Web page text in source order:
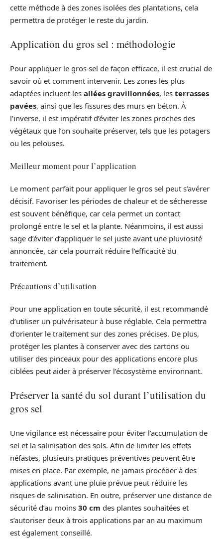
cette méthode à des zones isolées des plantations, cela
permettra de protéger le reste du jardin.
Application du gros sel : méthodologie
Pour appliquer le gros sel de façon efficace, il est crucial de
savoir où et comment intervenir. Les zones les plus
adaptées incluent les allées gravillonnées, les terrasses
pavées, ainsi que les fissures des murs en béton. À
l’inverse, il est impératif d’éviter les zones proches des
végétaux que l’on souhaite préserver, tels que les potagers
ou les pelouses.
Meilleur moment pour l’application
Le moment parfait pour appliquer le gros sel peut s’avérer
décisif. Favoriser les périodes de chaleur et de sécheresse
est souvent bénéfique, car cela permet un contact
prolongé entre le sel et la plante. Néanmoins, il est aussi
sage d’éviter d’appliquer le sel juste avant une pluviosité
annoncée, car cela pourrait réduire l’efficacité du
traitement.
Précautions d’utilisation
Pour une application en toute sécurité, il est recommandé
d’utiliser un pulvérisateur à buse réglable. Cela permettra
d’orienter le traitement sur des zones précises. De plus,
protéger les plantes à conserver avec des cartons ou
utiliser des pinceaux pour des applications encore plus
ciblées peut aider à préserver l’écosystème environnant.
Préserver la santé du sol durant l’utilisation du
gros sel
Une vigilance est nécessaire pour éviter l’accumulation de
sel et la salinisation des sols. Afin de limiter les effets
néfastes, plusieurs pratiques préventives peuvent être
mises en place. Par exemple, ne jamais procéder à des
applications avant une pluie prévue peut réduire les
risques de salinisation. En outre, préserver une distance de
sécurité d’au moins 30 cm des plantes souhaitées et
s’autoriser deux à trois applications par an au maximum
est également conseillé.